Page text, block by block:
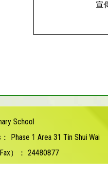
宣
School
Phase 1 Area 31 Tin Shui Wai
）： 24480877